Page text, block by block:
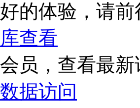
的体验，请
查看
员，查看最
据访问